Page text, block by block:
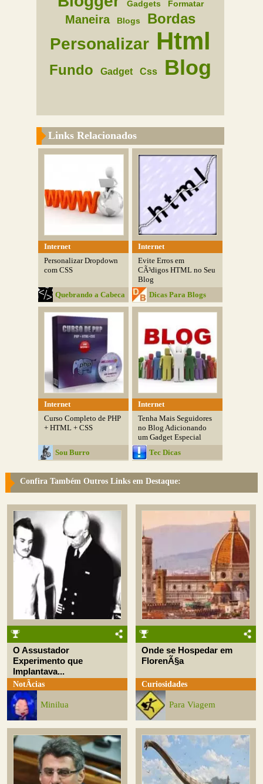
Gadgets Formatar
Maneira Blogs Bordas
Personalizar Html
Fundo Gadget Css Blog
Links Relacionados
Internet
Personalizar Dropdown
com CSS
Quebrando a Cabeca
Internet
Evite Erros em
CÃ³digos HTML no Seu
Blog
Dicas Para Blogs
Internet
Curso Completo de PHP
+ HTML + CSS
Sou Burro
Internet
Tenha Mais Seguidores
no Blog Adicionando
um Gadget Especial
Tec Dicas
Confira Também Outros Links em Destaque:
O Assustador
Experimento que
Implantava...
NotÃ­cias
Minilua
Onde se Hospedar em
FlorenÃ§a
Curiosidades
Para Viagem